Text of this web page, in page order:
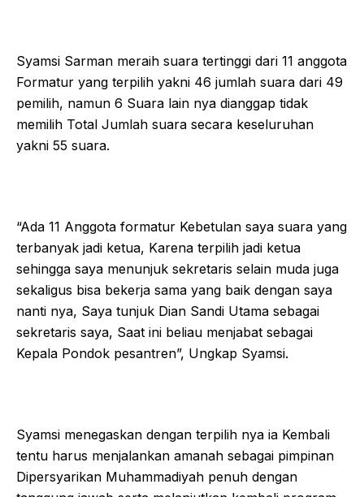
Syamsi Sarman meraih suara tertinggi dari 11 anggota
Formatur yang terpilih yakni 46 jumlah suara dari 49
pemilih, namun 6 Suara lain nya dianggap tidak
memilih Total Jumlah suara secara keseluruhan
yakni 55 suara.
“Ada 11 Anggota formatur Kebetulan saya suara yang
terbanyak jadi ketua, Karena terpilih jadi ketua
sehingga saya menunjuk sekretaris selain muda juga
sekaligus bisa bekerja sama yang baik dengan saya
nanti nya, Saya tunjuk Dian Sandi Utama sebagai
sekretaris saya, Saat ini beliau menjabat sebagai
Kepala Pondok pesantren”, Ungkap Syamsi.
Syamsi menegaskan dengan terpilih nya ia Kembali
tentu harus menjalankan amanah sebagai pimpinan
Dipersyarikan Muhammadiyah penuh dengan